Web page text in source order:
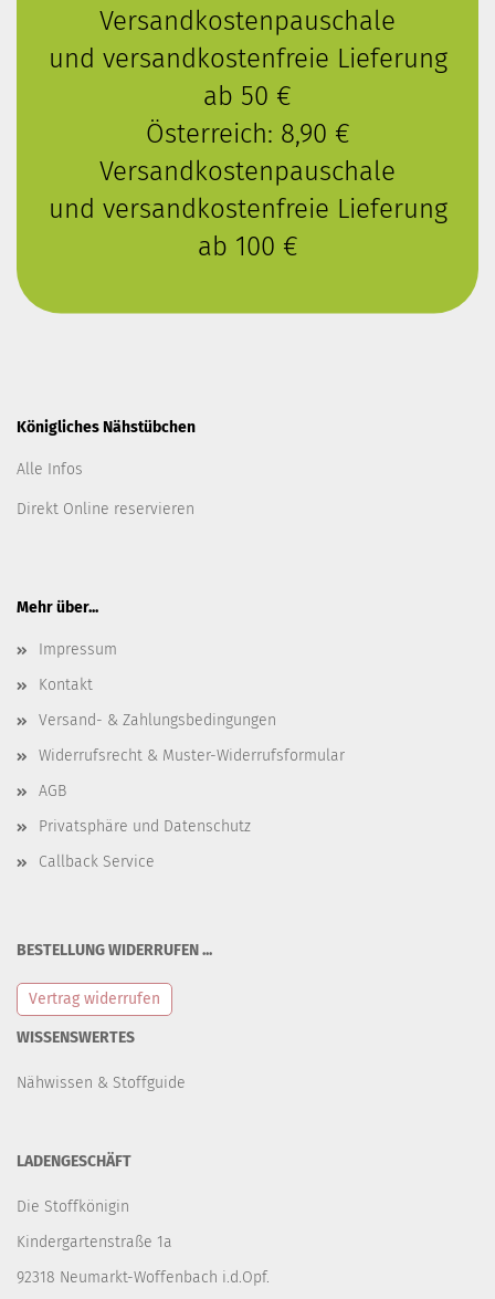
Versandkostenpauschale
und versandkostenfreie Lieferung
ab 50 €
Österreich: 8,90 €
Versandkostenpauschale
und versandkostenfreie Lieferung
ab 100 €
Königliches Nähstübchen
Alle Infos
Direkt Online reservieren
Mehr über...
Impressum
Kontakt
Versand- & Zahlungsbedingungen
Widerrufsrecht & Muster-Widerrufsformular
AGB
Privatsphäre und Datenschutz
Callback Service
BESTELLUNG WIDERRUFEN ...
Vertrag widerrufen
WISSENSWERTES
Nähwissen & Stoffguide
LADENGESCHÄFT
Die Stoffkönigin
Kindergartenstraße 1a
92318 Neumarkt-Woffenbach i.d.Opf.